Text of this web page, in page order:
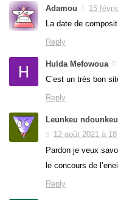
Adamou
15
La date de
Reply
Hulda Mefowoua
C’est un très bon
Reply
Leunkeu
12 août 2021 à
Pardon je veux
le concours de
Reply